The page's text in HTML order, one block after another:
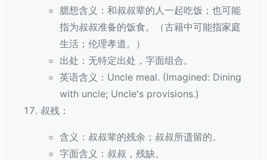
臆想含义：和叔叔辈的人一起吃饭；也可能
指为叔叔准备的饭食。（古籍中可能指家庭
生活；伦理孝道。）
出处：无特定出处，字面组合。
英语含义：Uncle meal. (Imagined: Dining
with uncle; Uncle's provisions.)
叔残：
含义：叔叔辈的残余；叔叔所遗留的。
字面含义：叔叔，残缺。